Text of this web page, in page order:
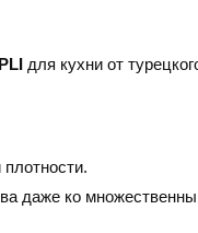
для кухни от
даже ко